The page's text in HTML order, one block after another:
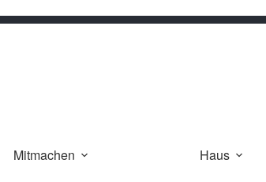
Mitmachen Haus